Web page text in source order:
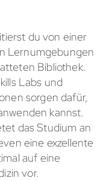
du von einer
Lernumgebungen
Bibliothek.
Labs und
sorgen dafür,
kannst.
das Studium an
eine exzellente
auf eine
vor.